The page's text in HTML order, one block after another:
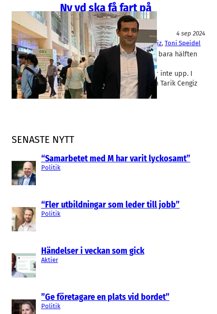
SENASTE NYTT
“Samarbetet med M har varit lyckosamt”
Politik
“Fler utbildningar som leder till jobb”
Politik
Händelser i veckan som gick
Aktier
”Ge företagare en plats vid bordet”
Politik
Ny vd ska få fart på
Vibrosense
Bioteknik/Övrig life science
4 sep 2024
Vibrosense Dynamics
Tarik Cengiz, Toni Speidel
Den senaste nyemissionen gav bara hälften
av det önskade kapitalet. Men
Medeonbolaget Vibrosense ger inte upp. I
dagarna tillträder den nya vd:n Tarik Cengiz
som…